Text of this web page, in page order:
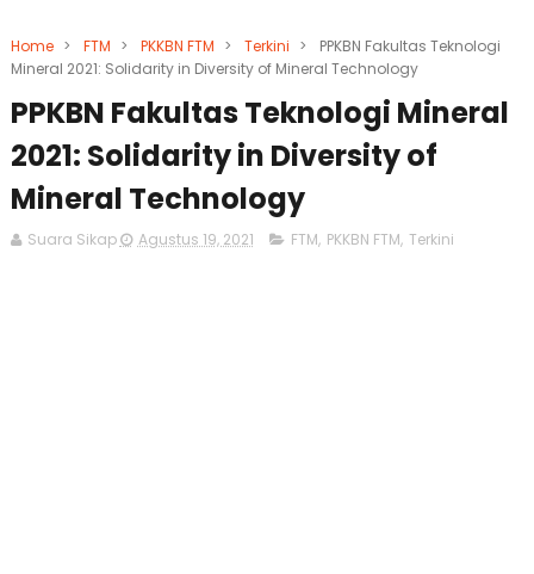
Home > FTM > PKKBN FTM > Terkini >
PPKBN Fakultas Teknologi
Mineral 2021: Solidarity in Diversity of Mineral Technology
PPKBN Fakultas Teknologi Mineral
2021: Solidarity in Diversity of
Mineral Technology
Suara Sikap Agustus 19, 2021 FTM, PKKBN FTM, Terkini